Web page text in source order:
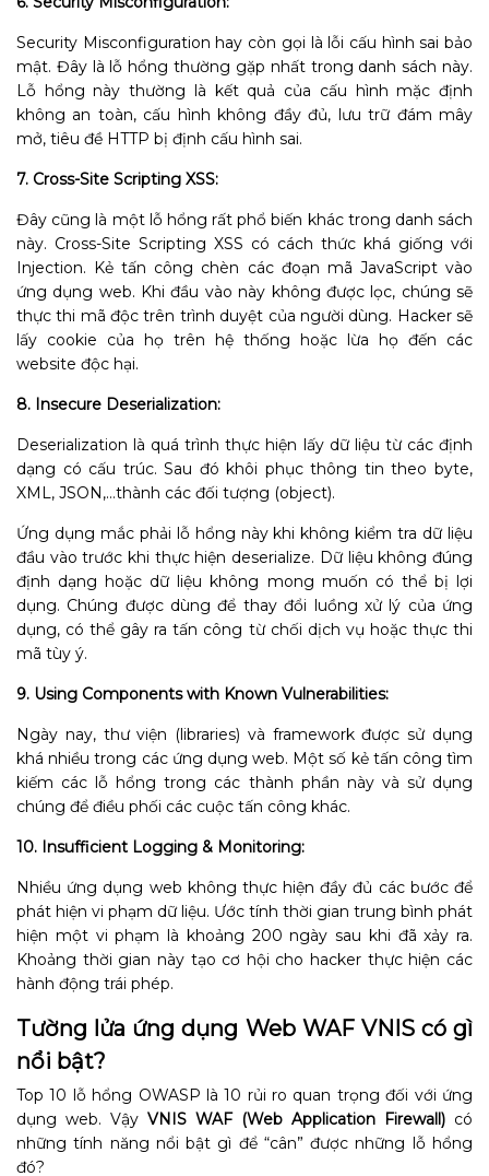
Security Misconfiguration hay còn gọi là lỗi cấu hình sai bảo
mật. Đây là lỗ hổng thường gặp nhất trong danh sách này.
Lỗ hổng này thường là kết quả của cấu hình mặc định
không an toàn, cấu hình không đầy đủ, lưu trữ đám mây
mở, tiêu đề HTTP bị định cấu hình sai.
7. Cross-Site Scripting XSS:
Đây cũng là một lỗ hổng rất phổ biến khác trong danh sách
này. Cross-Site Scripting XSS có cách thức khá giống với
Injection. Kẻ tấn công chèn các đoạn mã JavaScriptvào
ứng dụng web. Khi đầu vào này không được lọc, chúng sẽ
thực thi mã độc trên trình duyệt của người dùng. Hacker sẽ
lấy cookie của họ trên hệ thống hoặc lừa họ đến các
website độc hại.
8. Insecure Deserialization:
Deserialization là quá trình thực hiện lấy dữ liệu từ các định
dạng có cấu trúc. Sau đó khôi phục thông tin theo byte,
XML, JSON,…thành các đối tượng (object).
Ứng dụng mắc phải lỗ hổng này khi không kiểm tra dữ liệu
đầu vào trước khi thực hiện deserialize. Dữ liệu không đúng
định dạng hoặc dữ liệu không mong muốn có thể bị lợi
dụng. Chúng được dùng để thay đổi luồng xử lý của ứng
dụng, có thể gây ra tấn công từ chối dịch vụ hoặc thực thi
mã tùy ý.
9. Using Components with Known Vulnerabilities:
Ngày nay, thư viện (libraries) và framework được sử dụng
khá nhiều trong các ứng dụng web. Một số kẻ tấn công tìm
kiếm các lỗ hổng trong các thành phần này và sử dụng
chúng để điều phối các cuộc tấn công khác.
10. Insufficient Logging & Monitoring:
Nhiều ứng dụng web không thực hiện đầy đủ các bước để
phát hiện vi phạm dữ liệu. Ước tính thời gian trung bình phát
hiện một vi phạm là khoảng 200 ngày sau khi đã xảy ra.
Khoảng thời gian này tạo cơ hội cho hacker thực hiện các
hành động trái phép.
Tường lửa ứng dụng Web WAF VNIS có gì
nổi bật?
Top 10 lỗ hổng OWASP là 10 rủi ro quan trọng đối với ứng
dụng web. Vậy VNIS WAF (Web Application Firewall) có
những tính năng nổi bật gì để “cân” được những lỗ hổng
đó?